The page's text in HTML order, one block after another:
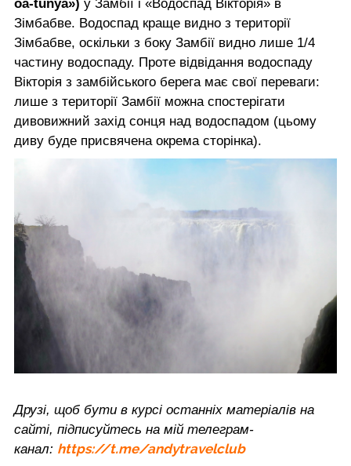
oa-tunya») у Замбії і «Водоспад Вікторія» в
Зімбабве. Водоспад краще видно з території
Зімбабве, оскільки з боку Замбії видно лише 1/4
частину водоспаду. Проте відвідання водоспаду
Вікторія з замбійського берега має свої переваги:
лише з території Замбії можна спостерігати
дивовижний захід сонця над водоспадом (цьому
диву буде присвячена окрема сторінка).
Друзі, щоб бути в курсі останніх матеріалів на
сайті, підписуйтесь на мій телеграм-
канал: https://t.me/andytravelclub